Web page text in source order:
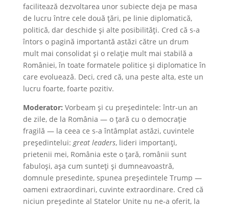
facilitează dezvoltarea unor subiecte deja pe masa
de lucru între cele două țări, pe linie diplomatică,
politică, dar deschide și alte posibilități. Cred că s-a
întors o pagină importantă astăzi către un drum
mult mai consolidat și o relație mult mai stabilă a
României, în toate formatele politice și diplomatice în
care evoluează. Deci, cred că, una peste alta, este un
lucru foarte, foarte pozitiv.
Moderator: Vorbeam și cu președintele: într-un an
de zile, de la România — o țară cu o democrație
fragilă — la ceea ce s-a întâmplat astăzi, cuvintele
președintelui: great leaders, lideri importanți,
prietenii mei, România este o țară, românii sunt
fabuloși, așa cum sunteți și dumneavoastră,
domnule presedinte, spunea președintele Trump —
oameni extraordinari, cuvinte extraordinare. Cred că
niciun președinte al Statelor Unite nu ne-a oferit, la